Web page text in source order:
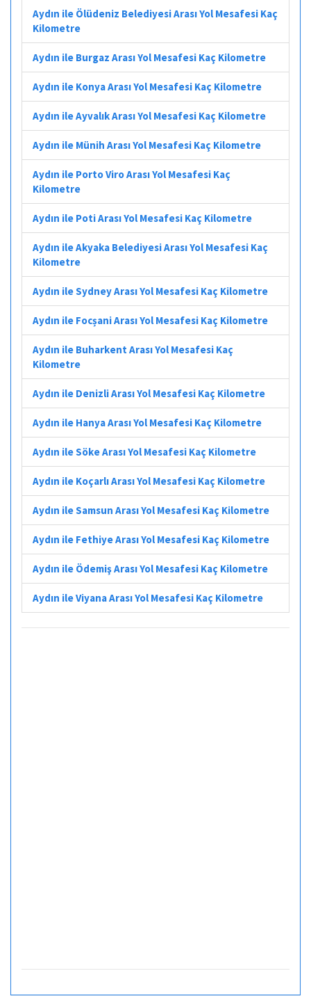
Aydın ile Ölüdeniz Belediyesi Arası Yol Mesafesi Kaç
Kilometre
Aydın ile Burgaz Arası Yol Mesafesi Kaç Kilometre
Aydın ile Konya Arası Yol Mesafesi Kaç Kilometre
Aydın ile Ayvalık Arası Yol Mesafesi Kaç Kilometre
Aydın ile Münih Arası Yol Mesafesi Kaç Kilometre
Aydın ile Porto Viro Arası Yol Mesafesi Kaç
Kilometre
Aydın ile Poti Arası Yol Mesafesi Kaç Kilometre
Aydın ile Akyaka Belediyesi Arası Yol Mesafesi Kaç
Kilometre
Aydın ile Sydney Arası Yol Mesafesi Kaç Kilometre
Aydın ile Focșani Arası Yol Mesafesi Kaç Kilometre
Aydın ile Buharkent Arası Yol Mesafesi Kaç
Kilometre
Aydın ile Denizli Arası Yol Mesafesi Kaç Kilometre
Aydın ile Hanya Arası Yol Mesafesi Kaç Kilometre
Aydın ile Söke Arası Yol Mesafesi Kaç Kilometre
Aydın ile Koçarlı Arası Yol Mesafesi Kaç Kilometre
Aydın ile Samsun Arası Yol Mesafesi Kaç Kilometre
Aydın ile Fethiye Arası Yol Mesafesi Kaç Kilometre
Aydın ile Ödemiş Arası Yol Mesafesi Kaç Kilometre
Aydın ile Viyana Arası Yol Mesafesi Kaç Kilometre